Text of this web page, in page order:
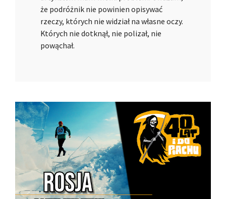
że podróżnik nie powinien opisywać
rzeczy, których nie widział na własne oczy.
Których nie dotknął, nie polizał, nie
powąchał.